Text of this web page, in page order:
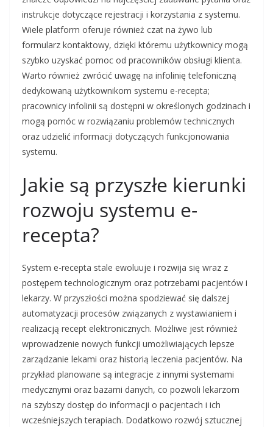
instrukcje dotyczące rejestracji i korzystania z systemu.
Wiele platform oferuje również czat na żywo lub
formularz kontaktowy, dzięki któremu użytkownicy mogą
szybko uzyskać pomoc od pracowników obsługi klienta.
Warto również zwrócić uwagę na infolinię telefoniczną
dedykowaną użytkownikom systemu e-recepta;
pracownicy infolinii są dostępni w określonych godzinach i
mogą pomóc w rozwiązaniu problemów technicznych
oraz udzielić informacji dotyczących funkcjonowania
systemu.
Jakie są przyszłe kierunki
rozwoju systemu e-
recepta?
System e-recepta stale ewoluuje i rozwija się wraz z
postępem technologicznym oraz potrzebami pacjentów i
lekarzy. W przyszłości można spodziewać się dalszej
automatyzacji procesów związanych z wystawianiem i
realizacją recept elektronicznych. Możliwe jest również
wprowadzenie nowych funkcji umożliwiających lepsze
zarządzanie lekami oraz historią leczenia pacjentów. Na
przykład planowane są integracje z innymi systemami
medycznymi oraz bazami danych, co pozwoli lekarzom
na szybszy dostęp do informacji o pacjentach i ich
wcześniejszych terapiach. Dodatkowo rozwój sztucznej